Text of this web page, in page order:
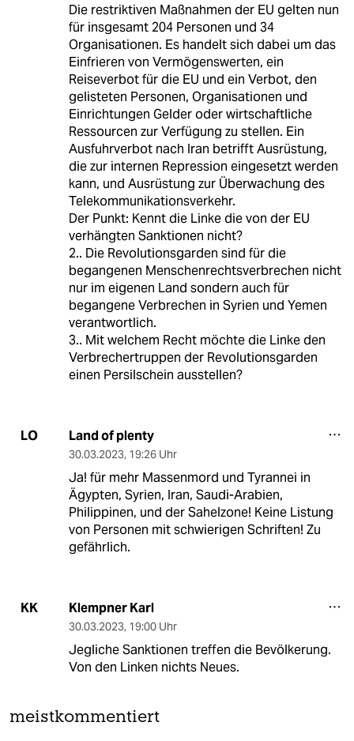
Die restriktiven Maßnahmen der EU gelten nun
für insgesamt 204 Personen und 34
Organisationen. Es handelt sich dabei um das
Einfrieren von Vermögenswerten, ein
Reiseverbot für die EU und ein Verbot, den
gelisteten Personen, Organisationen und
Einrichtungen Gelder oder wirtschaftliche
Ressourcen zur Verfügung zu stellen. Ein
Ausfuhrverbot nach Iran betrifft Ausrüstung,
die zur internen Repression eingesetzt werden
kann, und Ausrüstung zur Überwachung des
Telekommunikationsverkehr.
Der Punkt: Kennt die Linke die von der EU
verhängten Sanktionen nicht?
2.. Die Revolutionsgarden sind für die
begangenen Menschenrechtsverbrechen nicht
nur im eigenen Land sondern auch für
begangene Verbrechen in Syrien und Yemen
verantwortlich.
3.. Mit welchem Recht möchte die Linke den
Verbrechertruppen der Revolutionsgarden
einen Persilschein ausstellen?
LO Land of plenty
30.03.2023, 19:26 Uhr
Ja! für mehr Massenmord und Tyrannei in
Ägypten, Syrien, Iran, Saudi-Arabien,
Philippinen, und der Sahelzone! Keine Listung
von Personen mit schwierigen Schriften! Zu
gefährlich.
KK Klempner Karl
30.03.2023, 19:00 Uhr
Jegliche Sanktionen treffen die Bevölkerung.
Von den Linken nichts Neues.
meistkommentiert